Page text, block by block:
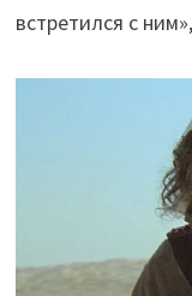
встретился с